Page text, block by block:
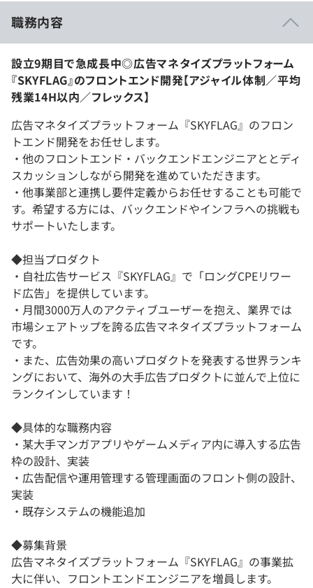
職務内容
設立9期目で急成長中◎広告マネタイズプラットフォーム
『SKYFLAG』のフロントエンド開発【アジャイル体制／平均
残業14H以内／フレックス】
広告マネタイズプラットフォーム『SKYFLAG』のフロン
トエンド開発をお任せします。
・他のフロントエンド・バックエンドエンジニアととディ
スカッションしながら開発を進めていただきます。
・他事業部と連携し要件定義からお任せすることも可能で
す。希望する方には、バックエンドやインフラへの挑戦も
サポートいたします。
◆担当プロダクト
・自社広告サービス『SKYFLAG』で「ロングCPEリワー
ド広告」を提供しています。
・月間3000万人のアクティブユーザーを抱え、業界では
市場シェアトップを誇る広告マネタイズプラットフォーム
です。
・また、広告効果の高いプロダクトを発表する世界ランキ
ングにおいて、海外の大手広告プロダクトに並んで上位に
ランクインしています！
◆具体的な職務内容
・某大手マンガアプリやゲームメディア内に導入する広告
枠の設計、実装
・広告配信や運用管理する管理画面のフロント側の設計、
実装
・既存システムの機能追加
◆募集背景
広告マネタイズプラットフォーム『SKYFLAG』の事業拡
大に伴い、フロントエンドエンジニアを増員します。